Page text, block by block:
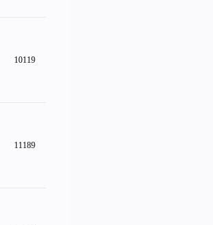
10119
11189